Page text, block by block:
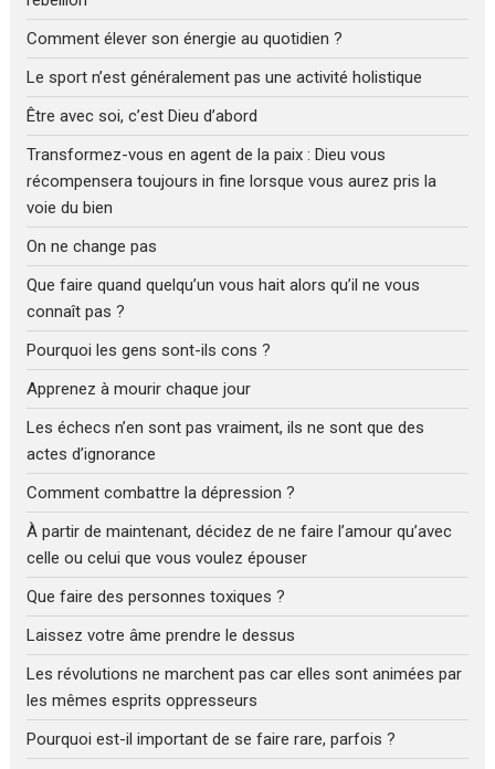
Comment élever son énergie au quotidien ?
Le sport n’est généralement pas une activité holistique
Être avec soi, c’est Dieu d’abord
Transformez-vous en agent de la paix : Dieu vous
récompensera toujours in fine lorsque vous aurez pris la
voie du bien
On ne change pas
Que faire quand quelqu’un vous hait alors qu’il ne vous
connaît pas ?
Pourquoi les gens sont-ils cons ?
Apprenez à mourir chaque jour
Les échecs n’en sont pas vraiment, ils ne sont que des
actes d’ignorance
Comment combattre la dépression ?
À partir de maintenant, décidez de ne faire l’amour qu’avec
celle ou celui que vous voulez épouser
Que faire des personnes toxiques ?
Laissez votre âme prendre le dessus
Les révolutions ne marchent pas car elles sont animées par
les mêmes esprits oppresseurs
Pourquoi est-il important de se faire rare, parfois ?